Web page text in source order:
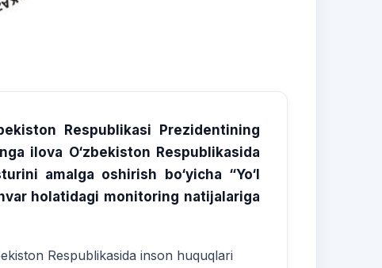
Respublikasi Prezidentining
ilova O‘zbekiston Respublikasida
amalga oshirish bo‘yicha “Yo‘l
holatidagi monitoring natijalariga
Respublikasida inson huquqlari